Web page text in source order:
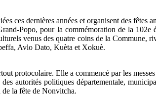
ces dernières années et organisent des
Popo, pour la commémoration de la 102e
venus des quatre coins de la Commune,
Avlo Dato, Kuèta et Xokuè.
protocolaire. Elle a commencé par les
autorités politiques départementale,
de la fête de Nonvitcha.